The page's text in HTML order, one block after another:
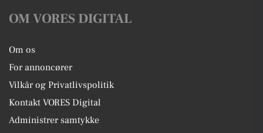
OM VORES DIGITAL
Om os
For annoncører
Vilkår og Privatlivspolitik
Kontakt VORES Digital
Administrer samtykke